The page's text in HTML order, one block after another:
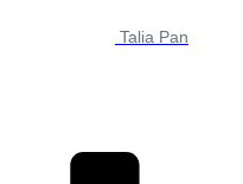
Talia Pan